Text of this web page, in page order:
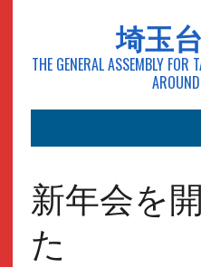
埼玉
THE GENERAL ASSEMBLY FOR
新年会を
た